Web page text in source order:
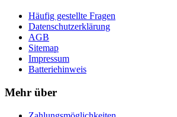
Häufig gestellte Fragen
Datenschutzerklärung
AGB
Sitemap
Impressum
Batteriehinweis
Mehr über